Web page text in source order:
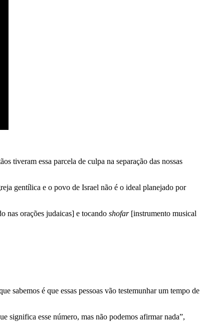
tiveram essa parcela de culpa na separação das nossas
gentílica e o povo de Israel não é o ideal planejado por
nas orações judaicas] e tocando shofar[instrumento musical
sabemos é que essas pessoas vão testemunhar um tempo de
significa esse número, mas não podemos afirmar nada”,